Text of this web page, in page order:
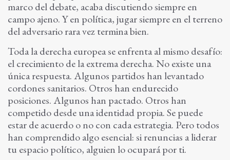
marco del debate, acaba discutiendo siempre en
campo ajeno. Y en política, jugar siempre en el terreno
del adversario rara vez termina bien.
Toda la derecha europea se enfrenta al mismo desafío:
el crecimiento de la extrema derecha. No existe una
única respuesta. Algunos partidos han levantado
cordones sanitarios. Otros han endurecido
posiciones. Algunos han pactado. Otros han
competido desde una identidad propia. Se puede
estar de acuerdo o no con cada estrategia. Pero todos
han comprendido algo esencial: si renuncias a liderar
tu espacio político, alguien lo ocupará por ti.